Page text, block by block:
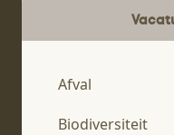
Afval
Biodiversiteit